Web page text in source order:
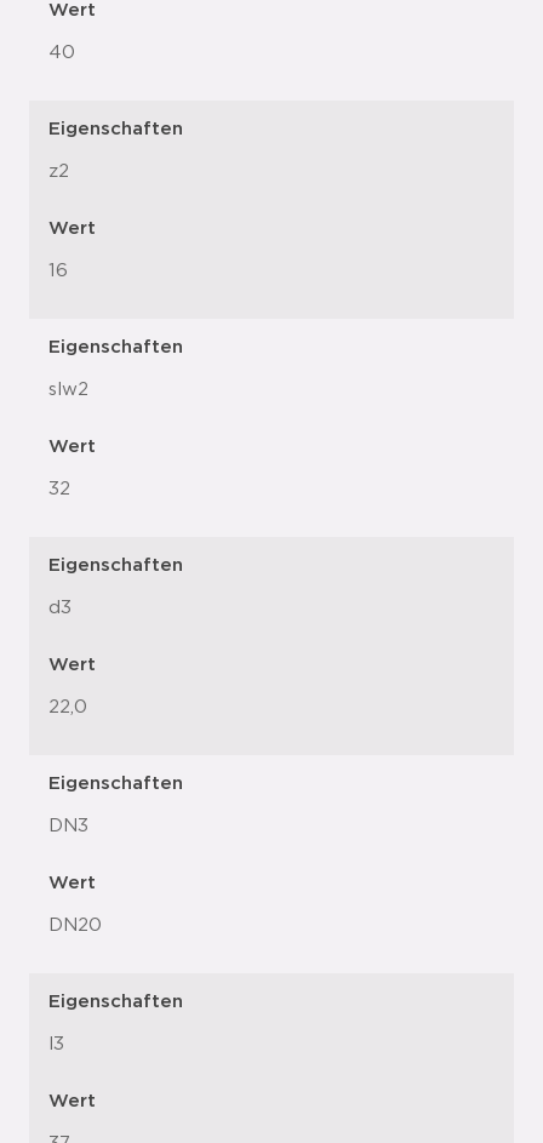
Wert
40
Eigenschaften
z2
Wert
16
Eigenschaften
slw2
Wert
32
Eigenschaften
d3
Wert
22,0
Eigenschaften
DN3
Wert
DN20
Eigenschaften
l3
Wert